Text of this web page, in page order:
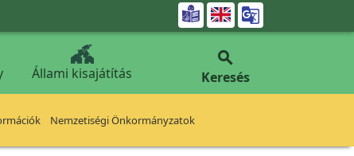

Állami kisajátítás

Keresés
Nemzetiségi Önkormányzatok